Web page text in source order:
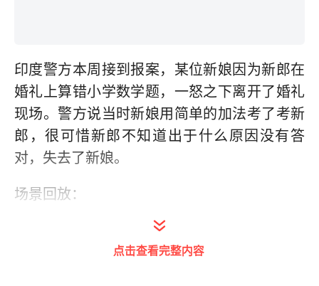
印度警方本周接到报案，某位新娘因为新郎在
婚礼上算错小学数学题，一怒之下离开了婚礼
现场。警方说当时新娘用简单的加法考了考新
郎，很可惜新郎不知道出于什么原因没有答
对，失去了新娘。
场景回放：
新娘问新郎：15加6等于几？ 新郎回答说：
点击查看完整内容